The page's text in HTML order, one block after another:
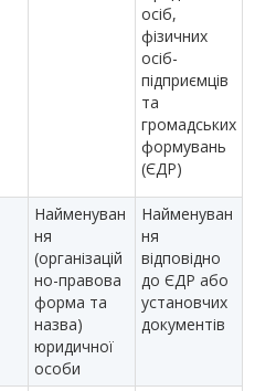
осіб,
фізичних
осіб-
підприємців
та
громадських
формувань
(ЄДР)
Найменуван
ня
(організацій
но-правова
форма та
назва)
юридичної
особи
Найменуван
ня
відповідно
до ЄДР або
установчих
документів